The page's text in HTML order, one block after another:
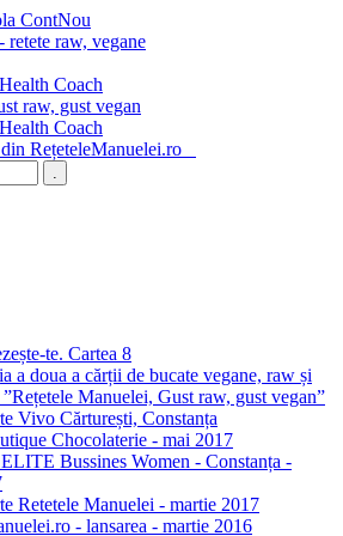
ContNou
te. Cartea 8
a doua a cărții de bucate vegane, raw și
Manuelei, Gust raw, gust vegan”
Vivo Cărturești, Constanța
Chocolaterie - mai 2017
Bussines Women - Constanța -
Retetele Manuelei - martie 2017
- lansarea - martie 2016